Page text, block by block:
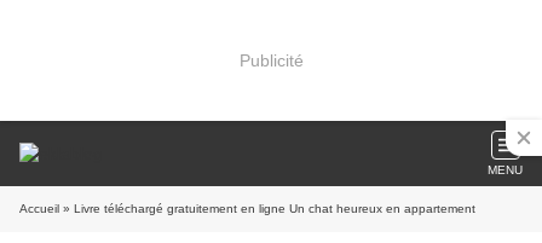
Publicité
MENU
Accueil » Livre téléchargé gratuitement en ligne Un chat heureux en appartement